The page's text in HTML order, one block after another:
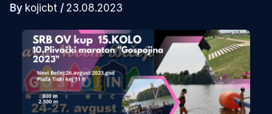
By kojicbt / 23.08.2023